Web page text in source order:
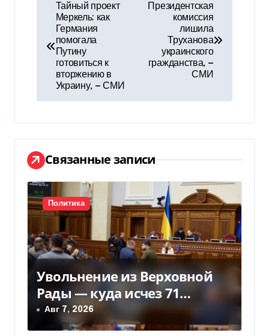
в
г
а
ц
и
я
п
о
з
а
Тайный проект
Меркель: как
Германия
помогала
Путину
готовиться к
вторжению в
Украину, — СМИ
Президентская
комиссия
лишила
Труханова
украинского
гражданства, —
СМИ
Связанные записи
Политика
Увольнение из Верховной
Рады — куда исчез 71
народный депутат за семь
лет
Авг 7, 2026